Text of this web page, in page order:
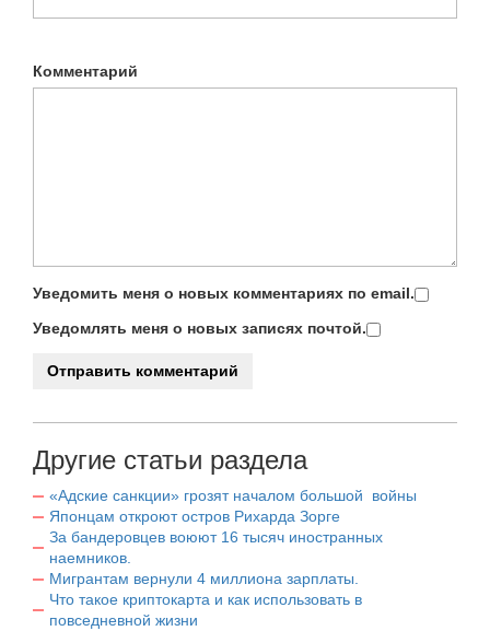
Комментарий
Уведомить меня о новых комментариях по email.
Уведомлять меня о новых записях почтой.
Другие статьи раздела
«Адские санкции» грозят началом большой войны
Японцам откроют остров Рихарда Зорге
За бандеровцев воюют 16 тысяч иностранных
наемников.
Мигрантам вернули 4 миллиона зарплаты.
Что такое криптокарта и как использовать в
повседневной жизни